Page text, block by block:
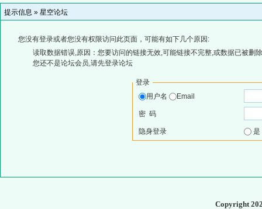
提示信息 » 星空论坛
您没有登录或者您没有权限访问此页面，可能有如下几个原因:
读取数据错误,原因：您要访问的链接无效,可能链接不完整,或数据已被删
您还不是论坛会员,请先登录论坛
登录
用户名
Email
密 码
隐身登录
Copyright